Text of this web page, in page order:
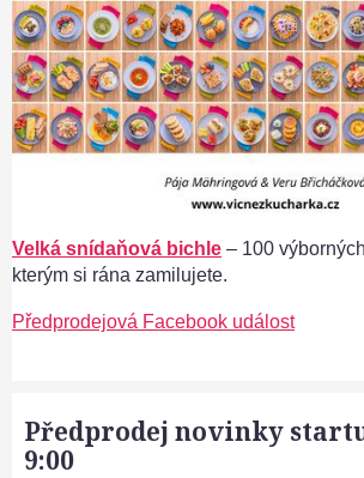
Velká snídaňová bichle – 100
kterým si rána zamilujete.
Předprodejová Facebook událost
Předprodej novinky
9:00